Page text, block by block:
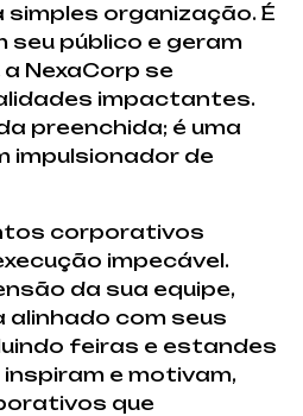
organização. É
público e geram
NexaCorp se
impactantes.
preenchida; é uma
impulsionador de
corporativos
impecável.
da sua equipe,
com seus
feiras e estandes
e motivam,
que